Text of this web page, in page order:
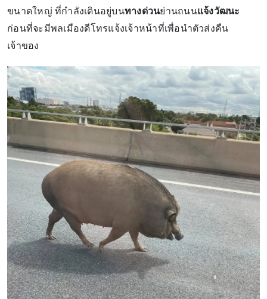
ขนาดใหญ่ ที่กำลังเดินอยู่บนทางด่วนย่านถนนแจ้งวัฒนะ
ก่อนที่จะมีพลเมืองดีโทรแจ้งเจ้าหน้าที่เพื่อนำตัวส่งคืน
เจ้าของ